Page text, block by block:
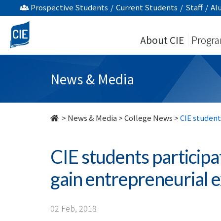
CIE
students
participate
Prospective Students / Current Students / Staff /
About CIE
News & Media
> News & Media >College News >CIE
CIE students
gain entrepreneurial
02 Feb, 2018